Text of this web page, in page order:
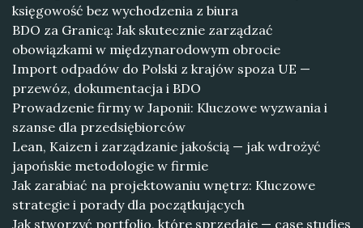
księgowość bez wychodzenia z biura
BDO za Granicą: Jak skutecznie zarządzać
obowiązkami w międzynarodowym obrocie
Import odpadów do Polski z krajów spoza UE —
przewóz, dokumentacja i BDO
Prowadzenie firmy w Japonii: Kluczowe wyzwania i
szanse dla przedsiębiorców
Lean, Kaizen i zarządzanie jakością — jak wdrożyć
japońskie metodologie w firmie
Jak zarabiać na projektowaniu wnętrz: Kluczowe
strategie i porady dla początkujących
Jak stworzyć portfolio, które sprzedaje — case studies